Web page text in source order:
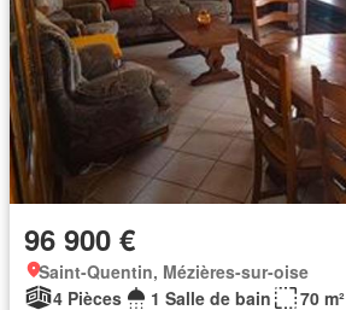
96 900 €
Saint-Quentin, Mézières-sur-oise
4 Pièces
1 Salle de bain 70 m²